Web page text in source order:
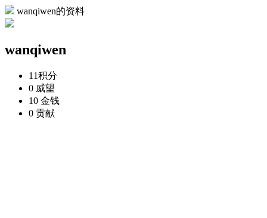
wanqiwen的资料
wanqiwen
11积分
0 威望
10 金钱
0 贡献